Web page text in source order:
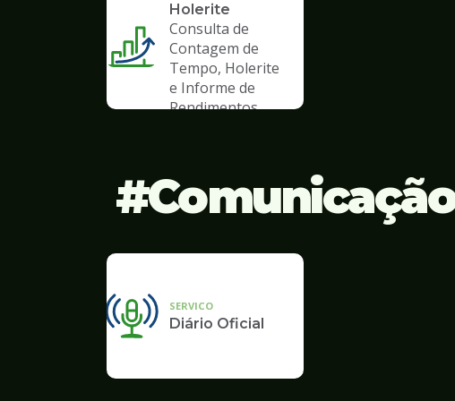
Holerite
Consulta de
Contagem de
Tempo, Holerite
e Informe de
Rendimentos
SERVICO
Diário Oficial